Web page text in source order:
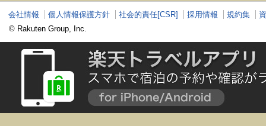
会社情報 個人情報保護方針 社会的責任[CSR] 採用情報 規約集
© Rakuten Group, Inc.